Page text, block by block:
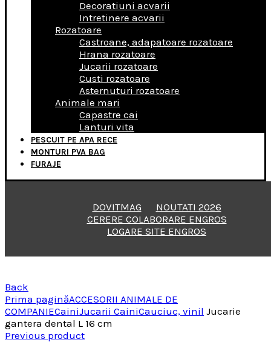
Decoratiuni acvarii
Intretinere acvarii
Rozatoare
Castroane, adapatoare rozatoare
Hrana rozatoare
Jucarii rozatoare
Custi rozatoare
Asternuturi rozatoare
Animale mari
Capastre cai
Lanturi vita
PESCUIT PE APA RECE
MONTURI PVA BAG
FURAJE
DOVITMAG
NOUTATI 2026
CERERE COLABORARE ENGROS
LOGARE SITE ENGROS
Back
Prima paginăACCESORII ANIMALE DE
COMPANIECainiJucarii CainiCauciuc, vinil Jucarie
gantera dental L 16 cm
Previous product